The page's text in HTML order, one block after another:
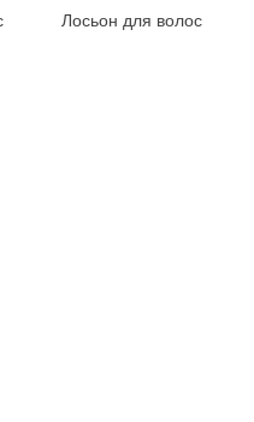
Лосьон для волос